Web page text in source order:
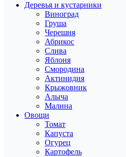
Деревья и кустарники
Виноград
Груша
Черешня
Абрикос
Слива
Яблоня
Смородина
Актинидия
Крыжовник
Алыча
Малина
Овощи
Томат
Капуста
Огурец
Картофель